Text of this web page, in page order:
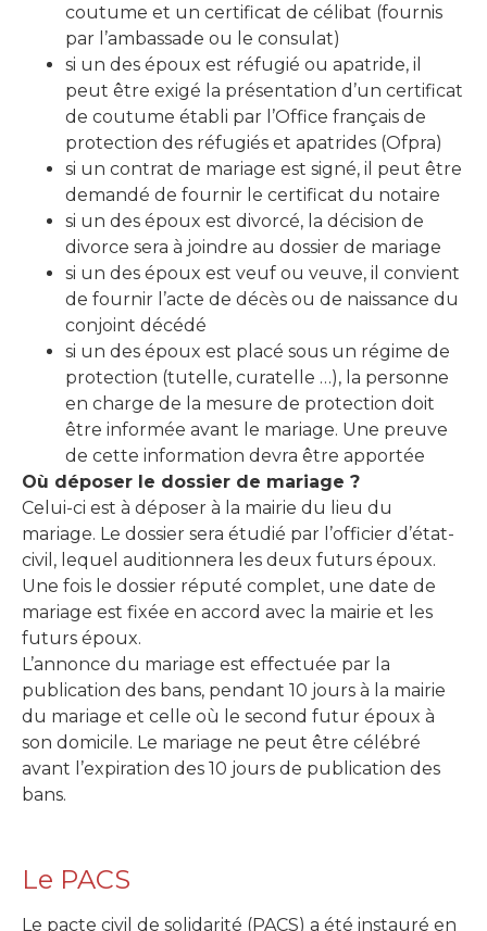
coutume et un certificat de célibat (fournis
par l’ambassade ou le consulat)
si un des époux est réfugié ou apatride, il
peut être exigé la présentation d’un certificat
de coutume établi par l’Office français de
protection des réfugiés et apatrides (Ofpra)
si un contrat de mariage est signé, il peut être
demandé de fournir le certificat du notaire
si un des époux est divorcé, la décision de
divorce sera à joindre au dossier de mariage
si un des époux est veuf ou veuve, il convient
de fournir l’acte de décès ou de naissance du
conjoint décédé
si un des époux est placé sous un régime de
protection (tutelle, curatelle …), la personne
en charge de la mesure de protection doit
être informée avant le mariage. Une preuve
de cette information devra être apportée
Où déposer le dossier de mariage ?
Celui-ci est à déposer à la mairie du lieu du
mariage. Le dossier sera étudié par l’officier d’état-
civil, lequel auditionnera les deux futurs époux.
Une fois le dossier réputé complet, une date de
mariage est fixée en accord avec la mairie et les
futurs époux.
L’annonce du mariage est effectuée par la
publication des bans, pendant 10 jours à la mairie
du mariage et celle où le second futur époux à
son domicile. Le mariage ne peut être célébré
avant l’expiration des 10 jours de publication des
bans.
Le PACS
Le pacte civil de solidarité (PACS) a été instauré en